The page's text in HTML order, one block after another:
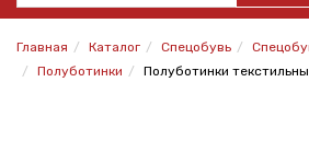
Главная Каталог Спецобувь
Полуботинки
Полуботинки